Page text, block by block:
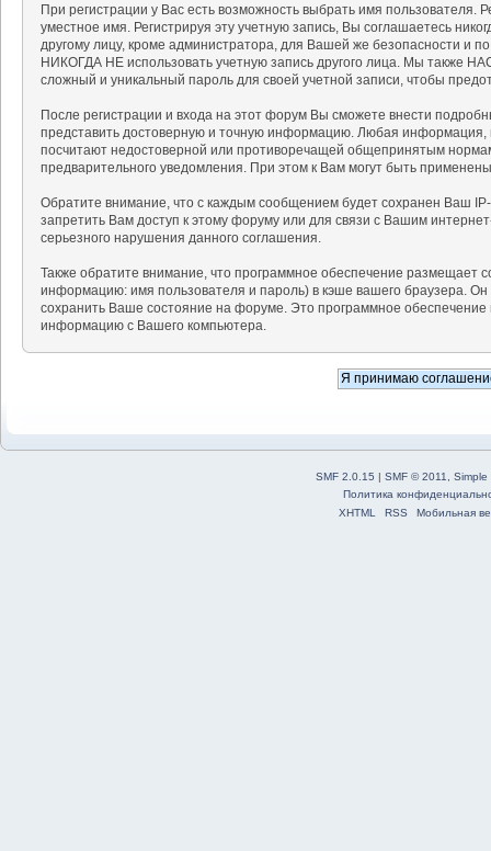
При регистрации у Вас есть возможность выбрать имя пользователя.
уместное имя. Регистрируя эту учетную запись, Вы соглашаетесь
другому лицу, кроме администратора, для Вашей же безопасности и
НИКОГДА НЕ использовать учетную запись другого лица. Мы также
сложный и уникальный пароль для своей учетной записи, чтобы
После регистрации и входа на этот форум Вы сможете внести
представить достоверную и точную информацию. Любая информация,
посчитают недостоверной или противоречащей общепринятым
предварительного уведомления. При этом к Вам могут быть
Обратите внимание, что с каждым сообщением будет сохранен Ваш
запретить Вам доступ к этому форуму или для связи с Вашим
серьезного нарушения данного соглашения.
Также обратите внимание, что программное обеспечение размещает
информацию: имя пользователя и пароль) в кэше вашего браузера.
сохранить Ваше состояние на форуме. Это программное обеспечение
информацию с Вашего компьютера.
SMF 2.0.15 | SMF © 2011
Simple
Политика
XHTML
RSS Мобильная